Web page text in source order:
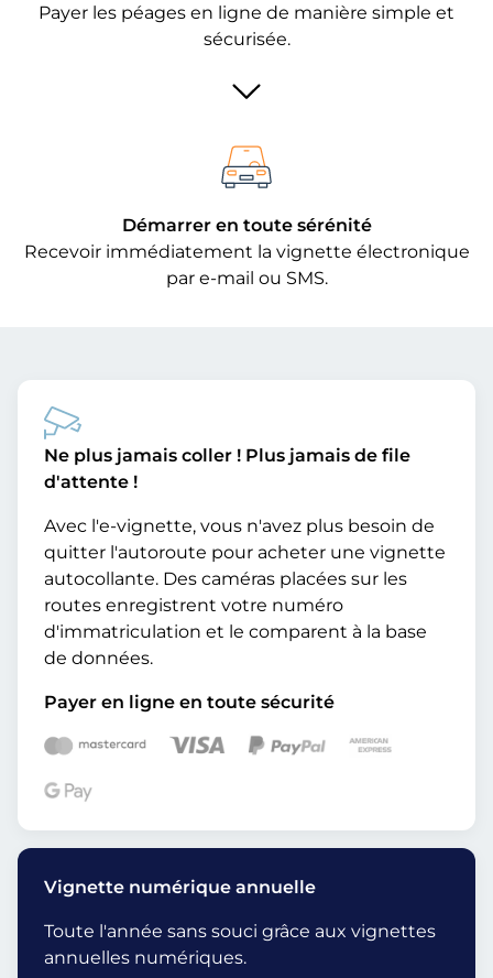
Payer les péages en ligne de manière simple et
sécurisée.
Démarrer en toute sérénité
Recevoir immédiatement la vignette électronique
par e-mail ou SMS.
Ne plus jamais coller ! Plus jamais de file
d'attente !
Avec l'e-vignette, vous n'avez plus besoin de
quitter l'autoroute pour acheter une vignette
autocollante. Des caméras placées sur les
routes enregistrent votre numéro
d'immatriculation et le comparent à la base
de données.
Payer en ligne en toute sécurité
Vignette numérique annuelle
Toute l'année sans souci grâce aux vignettes
annuelles numériques.